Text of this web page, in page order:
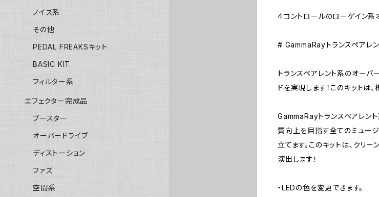
４コントロールのローゲイン系
# GammaRayトランスペアレン
トランスペアレント系のオーバ
ドを実現します！このキットは
GammaRayトランスペアレン
質向上を目指す全てのミュー
立てます。このキットは、クリ
演出します！
・LEDの色を変更できます。
ノイズ系
その他
PEDAL FREAKSキット
BASIC KIT
フィルター系
エフェクター完成品
ブースター
オーバードライブ
ディストーション
ファズ
空間系